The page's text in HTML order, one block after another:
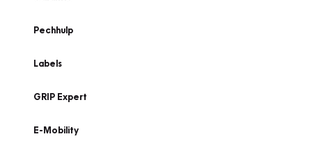
Pechhulp
Labels
GRIP Expert
E-Mobility